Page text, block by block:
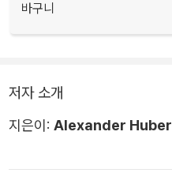
바구니
저자 소개
지은이: Alexander Huber